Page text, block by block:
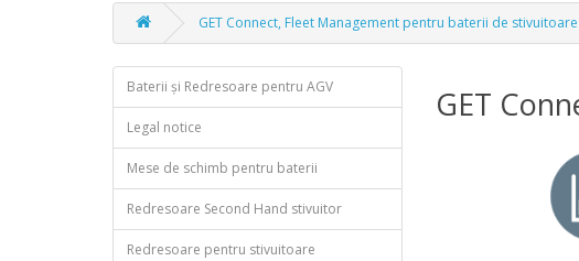
GET Connect, Fleet Management pentru baterii de stivuitoare
Baterii și Redresoare pentru AGV
Legal notice
Mese de schimb pentru baterii
Redresoare Second Hand stivuitor
Redresoare pentru stivuitoare
GET